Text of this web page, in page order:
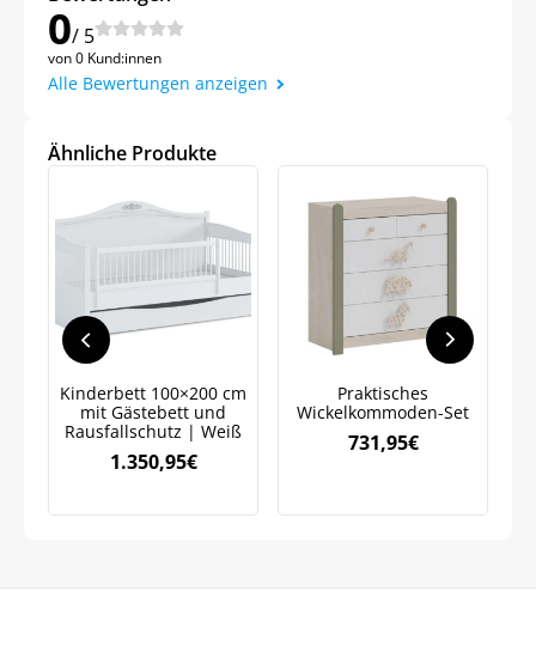
0/ 5
von 0 Kund:innen
Alle Bewertungen anzeigen
Ähnliche Produkte
Kinderbett 100×200 cm
mit Gästebett und
Rausfallschutz | Weiß
1.350,95€
Praktisches
Wickelkommoden-Set
731,95€
Jetzt
auf Ihre erste Bestellung sichern!
Meinen Code senden
Bleiben Sie auf dem Laufenden über
Neuigkeiten und Angebote.
Weitere Informationen darüber, wie wir Ihre Daten für
Marketingkommunikation verarbeiten. Lesen Sie unsere